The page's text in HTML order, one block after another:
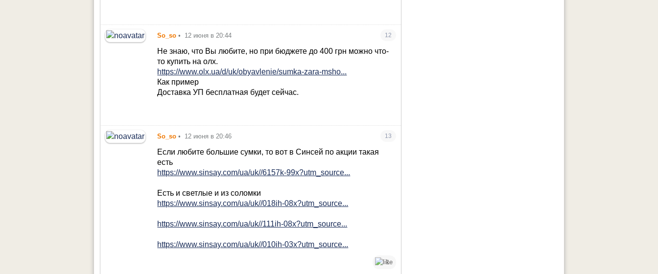
So_so • 12 июня в 20:44 12
Не знаю, что Вы любите, но при бюджете до 400 грн можно что-
то купить на олх.
https://www.olx.ua/d/uk/obyavlenie/sumka-zara-msho...
Как пример
Доставка УП бесплатная будет сейчас.
So_so • 12 июня в 20:46 13
Если любите большие сумки, то вот в Синсей по акции такая
есть
https://www.sinsay.com/ua/uk//6157k-99x?utm_source...
Есть и светлые и из соломки
https://www.sinsay.com/ua/uk//018ih-08x?utm_source...
https://www.sinsay.com/ua/uk//111ih-08x?utm_source...
https://www.sinsay.com/ua/uk//010ih-03x?utm_source...
1